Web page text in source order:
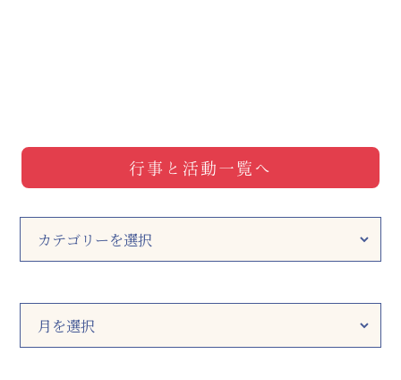
行事と活動一覧へ
カ
テ
ーア
ー